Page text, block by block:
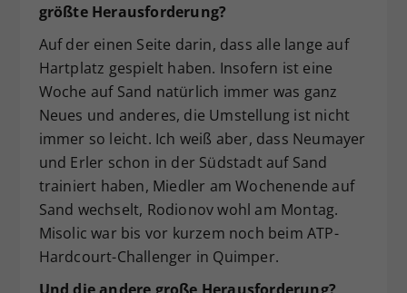
größte Herausforderung?
Auf der einen Seite darin, dass alle lange auf
Hartplatz gespielt haben. Insofern ist eine
Woche auf Sand natürlich immer was ganz
Neues und anderes, die Umstellung ist nicht
immer so leicht. Ich weiß aber, dass Neumayer
und Erler schon in der Südstadt auf Sand
trainiert haben, Miedler am Wochenende auf
Sand wechselt, Rodionov wohl am Montag.
Misolic war bis vor kurzem noch beim ATP-
Hardcourt-Challenger in Quimper.